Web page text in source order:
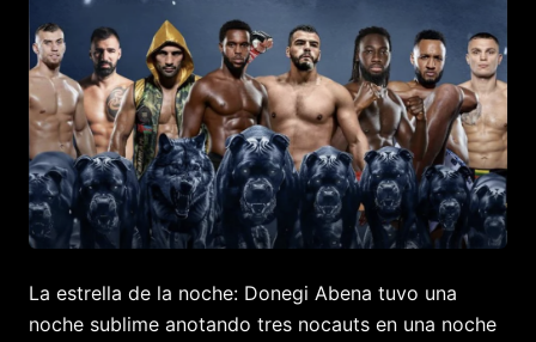
La estrella de la noche: Donegi Abena tuvo una
noche sublime anotando tres nocauts en una noche